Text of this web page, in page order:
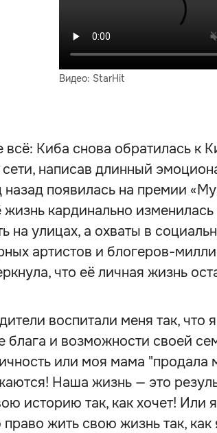
Видео: StarHit
Киба снова обратилась к
написав длинный
назад появилась на премии
жизнь кардинально
на улицах, а охваты в
артистов и блогеров-
что её личная жизнь
воспитали меня так, что
блага и возможности своей
или моя мама "продала
Наша жизнь — это
историю так, как хочет! Или
жить свою жизнь так, как